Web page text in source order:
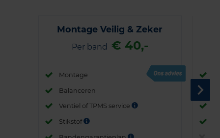
Montage Veilig & Zeker
Per band € 40,-
Montage
Balanceren
Ventiel of TPMS service
Stikstof